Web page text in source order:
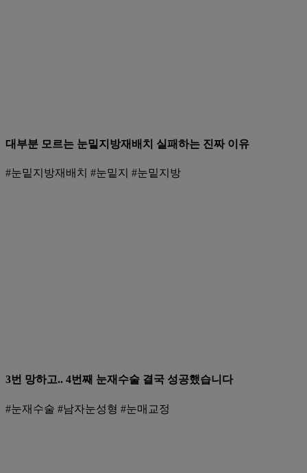
대부분 모르는 눈밑지방재배치 실패하는 진짜 이유
#눈밑지방재배치 #눈밑지 #눈밑지방
3번 망하고.. 4번째 눈재수술 결국 성공했습니다
#눈재수술 #남자눈성형 #눈매교정